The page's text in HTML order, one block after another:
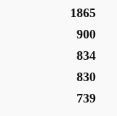
1865
900
834
830
739